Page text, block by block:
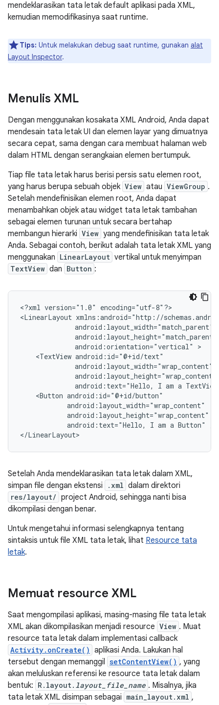
mendeklarasikan tata letak default aplikasi pada XML,
kemudian memodifikasinya saat runtime.
Tips: Untuk melakukan debug saat runtime, gunakan alat
Layout Inspector.
Menulis XML
Dengan menggunakan kosakata XML Android, Anda dapat
mendesain tata letak UI dan elemen layar yang dimuatnya
secara cepat, sama dengan cara membuat halaman web
dalam HTML dengan serangkaian elemen bertumpuk.
Tiap file tata letak harus berisi persis satu elemen root,
yang harus berupa sebuah objek View atau ViewGroup .
Setelah mendefinisikan elemen root, Anda dapat
menambahkan objek atau widget tata letak tambahan
sebagai elemen turunan untuk secara bertahap
membangun hierarki View yang mendefinisikan tata letak
Anda. Sebagai contoh, berikut adalah tata letak XML yang
menggunakan LinearLayout vertikal untuk menyimpan
TextView dan Button :
<?xml version="1.0"
encoding="utf-8"?>
<LinearLayout
android:orientation="vertical"
<TextView
android:text="Hello,
I am a
<Button
android:text="Hello,
I am a Button"
</LinearLayout>
Setelah Anda mendeklarasikan tata letak dalam XML,
simpan file dengan ekstensi
.xml dalam direktori
res/layout/ project Android, sehingga nanti bisa
dikompilasi dengan benar.
Untuk mengetahui informasi selengkapnya tentang
sintaksis untuk file XML tata letak, lihat Resource tata
letak.
Memuat resource XML
Saat mengompilasi aplikasi, masing-masing file tata letak
XML akan dikompilasikan menjadi resource View . Muat
resource tata letak dalam implementasi callback
Activity.onCreate() aplikasi Anda. Lakukan hal
tersebut dengan memanggil setContentView() , yang
akan meluluskan referensi ke resource tata letak dalam
bentuk: R.layout. layout_file_name . Misalnya, jika
tata letak XML disimpan sebagai main_layout.xml ,